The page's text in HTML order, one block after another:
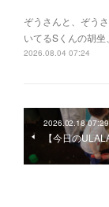
ぞうさんと、ぞう
いてるSくんの胡坐
2026.08.04 07:24
2026.02.18 07:29
【今日の